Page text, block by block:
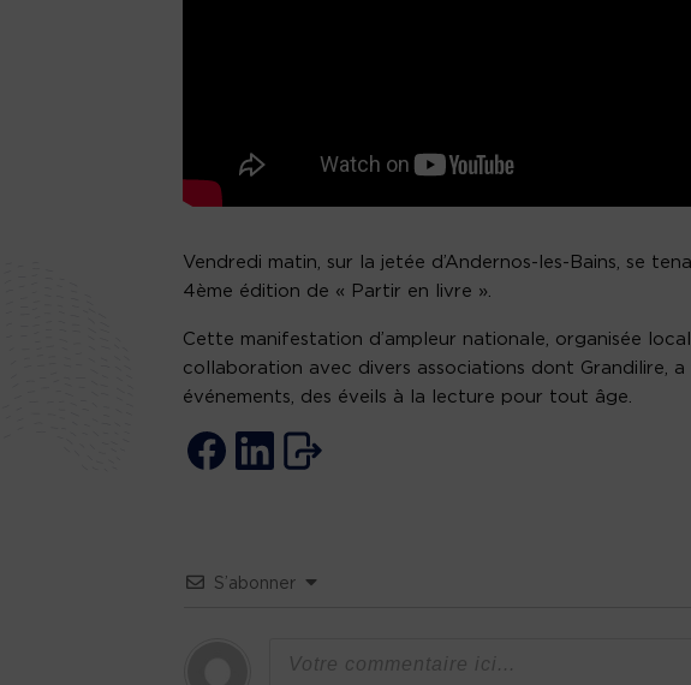
Vendredi matin, sur la jetée d’Andernos-les-Bains, se
4ème édition de « Partir en livre ».
Cette manifestation d’ampleur nationale, organisée
collaboration avec divers associations dont Grandilire,
événements, des éveils à la lecture pour tout âge.
S’abonner